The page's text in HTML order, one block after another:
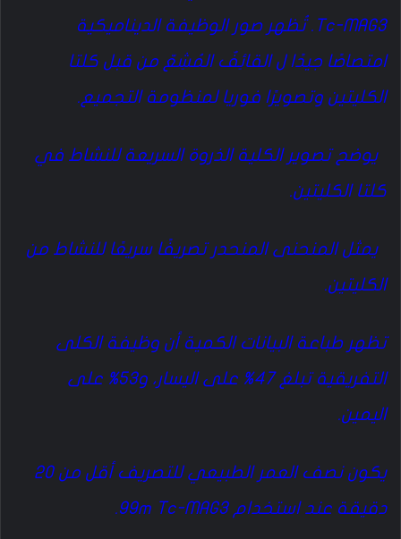
Tc-MAG3. تُظهر صور الوظيفة الديناميكية
امتصاصًا جيدًا ل القائِفٌ المُشِعّ من قبل كلتا
الكليتين وتصويرًا فوريا لمنظومة التجميع.
يوضح تصوير الكلية الذروة السريعة للنشاط في
كلتا الكليتين.
يمثل المنحنى المنحدر تصريفًا سريعًا للنشاط من
الكليتين.
تظهر طباعة البيانات الكمية أن وظيفة الكلى
التفريقية تبلغ 47% على اليسار، و53% على
اليمين.
يكون نصف العمر الطبيعي للتصريف أقل من 20
دقيقة عند استخدام 99m Tc-MAG3.